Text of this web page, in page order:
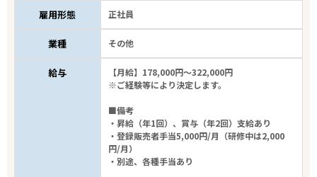
雇用形態 正社員
業種 その他
給与
【月給】178,000円～322,000円
※ご経験等により決定します。
■備考
・昇給（年1回）、賞与（年2回）支給あり
・登録販売者手当5,000円/月（研修中は2,000
円/月）
・別途、各種手当あり